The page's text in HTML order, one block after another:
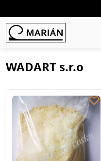
WADART s.r.o